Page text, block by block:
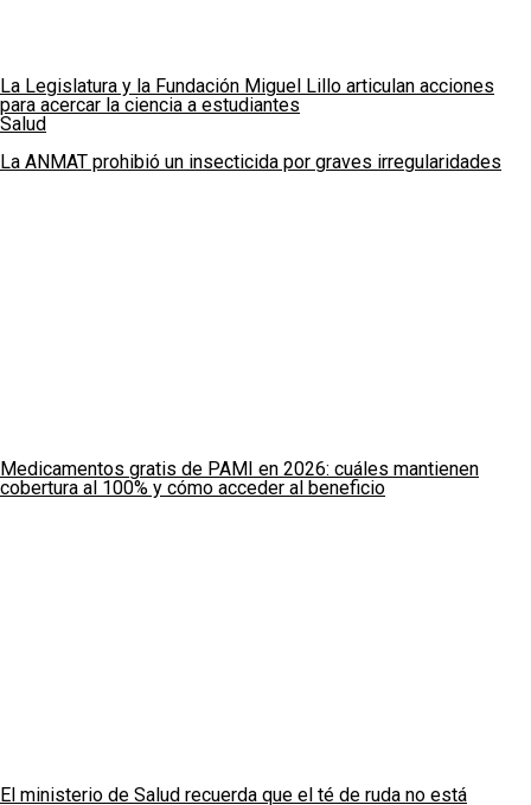
La Legislatura y la Fundación Miguel Lillo articulan acciones
para acercar la ciencia a estudiantes
Salud
La ANMAT prohibió un insecticida por graves irregularidades
Medicamentos gratis de PAMI en 2026: cuáles mantienen
cobertura al 100% y cómo acceder al beneficio
El ministerio de Salud recuerda que el té de ruda no está